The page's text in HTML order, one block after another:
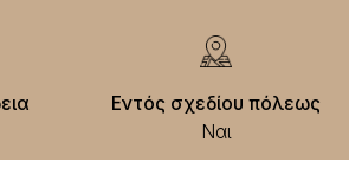
Εντός σχεδίου πόλεως
Ναι